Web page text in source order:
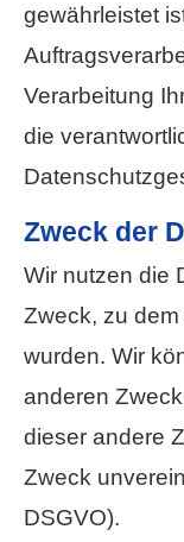
gewährleistet
Verarbeitung
die
Zweck der
Wir nutzen die
Zweck, zu
wurden. Wir
anderen
dieser andere
Zweck
DSGVO).